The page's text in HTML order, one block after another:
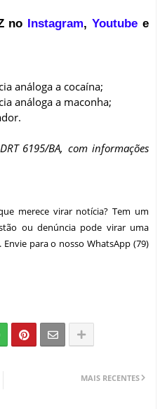
no Instagram,Youtube e
análoga a cocaína;
análoga a maconha;
6195/BA, com informações
merece virar notícia? Tem um
ou denúncia pode virar uma
para o nosso WhatsApp (79)
MAIS RECENTES